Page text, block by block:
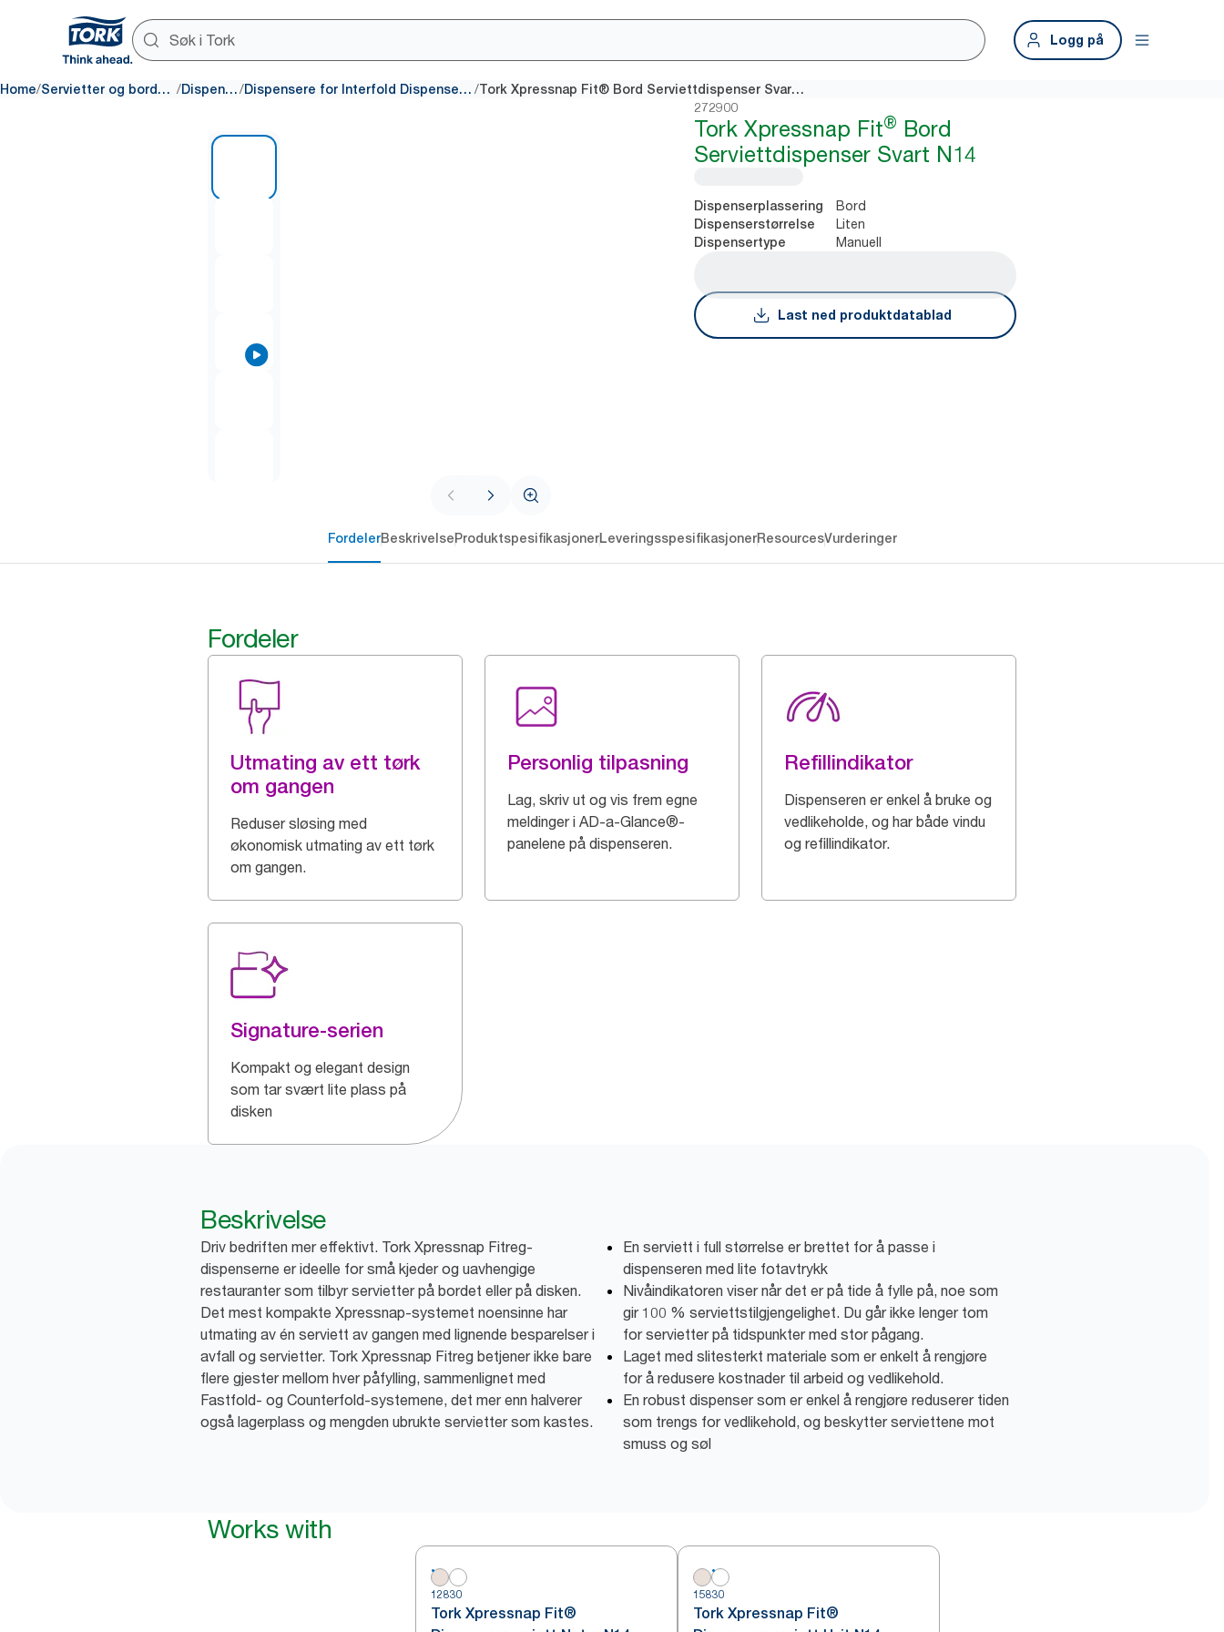
Logg på
Home/ Servietter og borddekking / Dispensere / Dispensere for Interfold Dispenserservietter / Tork Xpressnap Fit® Bord Serviettdispenser Svart N14
272900
Tork Xpressnap Fit® Bord
Serviettdispenser Svart N14
Dispenserplassering Bord
Dispenserstørrelse Liten
Dispensertype Manuell
Last ned produktdatablad
FordelerBeskrivelseProduktspesifikasjonerLeveringsspesifikasjonerResourcesVurderinger
Fordeler
Utmating av ett tørk
om gangen
Reduser sløsing med
økonomisk utmating av ett tørk
om gangen.
Personlig tilpasning
Lag, skriv ut og vis frem egne
meldinger i AD-a-Glance®-
panelene på dispenseren.
Refillindikator
Dispenseren er enkel å bruke og
vedlikeholde, og har både vindu
og refillindikator.
Signature-serien
Kompakt og elegant design
som tar svært lite plass på
disken
Beskrivelse
Driv bedriften mer effektivt. Tork Xpressnap Fitreg-
dispenserne er ideelle for små kjeder og uavhengige
restauranter som tilbyr servietter på bordet eller på disken.
Det mest kompakte Xpressnap-systemet noensinne har
utmating av én serviett av gangen med lignende besparelser i
avfall og servietter. Tork Xpressnap Fitreg betjener ikke bare
flere gjester mellom hver påfylling, sammenlignet med
Fastfold- og Counterfold-systemene, det mer enn halverer
også lagerplass og mengden ubrukte servietter som kastes.
En serviett i full størrelse er brettet for å passe i
dispenseren med lite fotavtrykk
Nivåindikatoren viser når det er på tide å fylle på, noe som
gir 100 % serviettstilgjengelighet. Du går ikke lenger tom
for servietter på tidspunkter med stor pågang.
Laget med slitesterkt materiale som er enkelt å rengjøre
for å redusere kostnader til arbeid og vedlikehold.
En robust dispenser som er enkel å rengjøre reduserer tiden
som trengs for vedlikehold, og beskytter serviettene mot
smuss og søl
Works with
12830
Tork Xpressnap Fit®
15830
Tork Xpressnap Fit®